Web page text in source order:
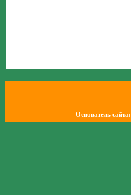
Основатель сайта: